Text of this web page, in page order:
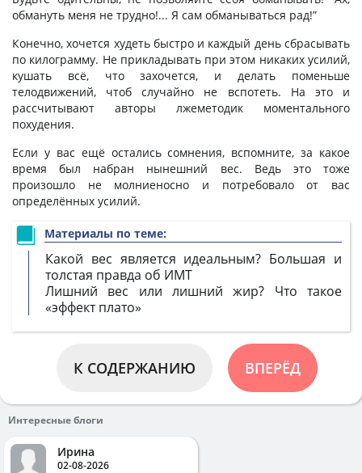
обмануть меня не трудно!... Я сам обманываться рад!”
Конечно, хочется худеть быстро и каждый день сбрасывать
по килограмму. Не прикладывать при этом никаких усилий,
кушать всё, что захочется, и делать поменьше
телодвижений, чтоб случайно не вспотеть. На это и
рассчитывают авторы лжеметодик моментального
похудения.
Если у вас ещё остались сомнения, вспомните, за какое
время был набран нынешний вес. Ведь это тоже
произошло не молниеносно и потребовало от вас
определённых усилий.
Материалы по теме:
Какой вес является идеальным? Большая и
толстая правда об ИМТ
Лишний вес или лишний жир? Что такое
«эффект плато»
К СОДЕРЖАНИЮ ВПЕРЁД
Интересные блоги
Ирина
02-08-2026